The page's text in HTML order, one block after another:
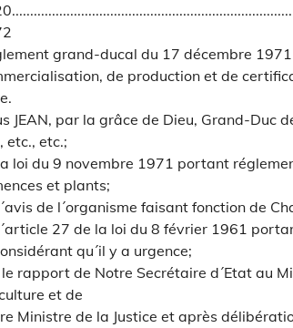
grand-ducal du 17 décembre
de production et de
JEAN, par la grâce de Dieu, Grand-Duc
etc., etc.;
loi du 9 novembre 1971 portant
et plants;
de l´organisme faisant fonction de
27 de la loi du 8 février 1961
qu´il y a urgence;
le rapport de Notre Secrétaire d´Etat au
et de
Ministre de la Justice et après